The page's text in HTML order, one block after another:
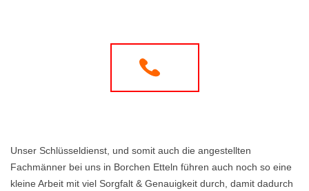
Unser Schlüsseldienst, und somit auch die angestellten
Fachmänner bei uns in Borchen Etteln führen auch noch so eine
kleine Arbeit mit viel Sorgfalt & Genauigkeit durch, damit dadurch